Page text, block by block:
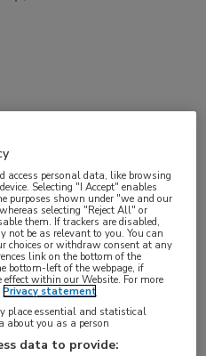
access personal data, like browsing
Selecting "I Accept" enables
purposes shown under "we and our
selecting "Reject All" or
them. If trackers are disabled,
not be as relevant to you. You can
choices or withdraw consent at any
link on the bottom of the
bottom-left of the webpage, if
within our Website. For more
Privacy statement
place essential and statistical
about you as a person
data to provide: